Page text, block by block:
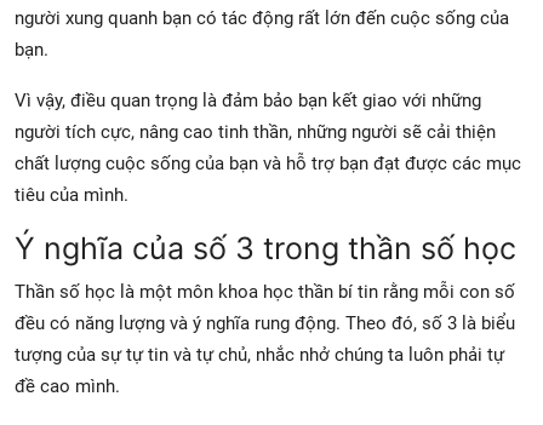
người xung quanh bạn có tác động rất lớn đến cuộc sống của
bạn.
Vì vậy, điều quan trọng là đảm bảo bạn kết giao với những
người tích cực, nâng cao tinh thần, những người sẽ cải thiện
chất lượng cuộc sống của bạn và hỗ trợ bạn đạt được các mục
tiêu của mình.
Ý nghĩa của số 3 trong thần số học
Thần số học là một môn khoa học thần bí tin rằng mỗi con số
đều có năng lượng và ý nghĩa rung động. Theo đó, số 3 là biểu
tượng của sự tự tin và tự chủ, nhắc nhở chúng ta luôn phải tự
đề cao mình.